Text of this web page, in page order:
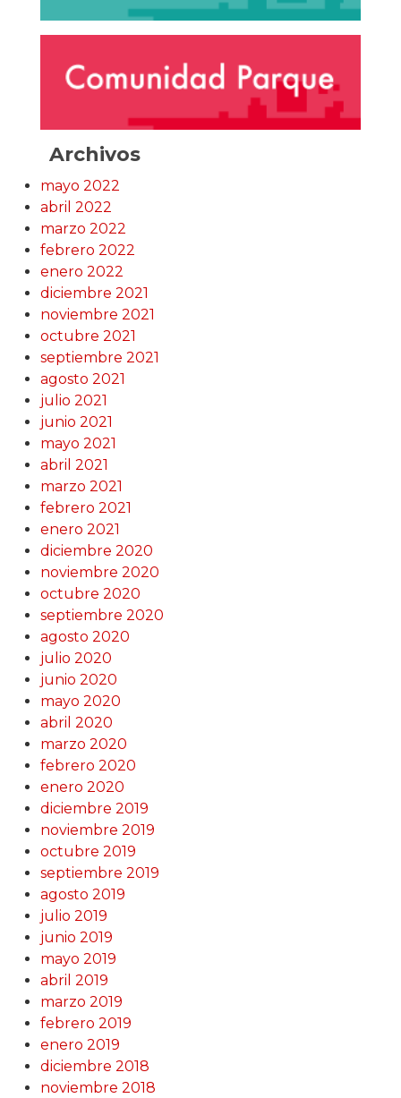
Archivos
mayo 2022
abril 2022
marzo 2022
febrero 2022
enero 2022
diciembre 2021
noviembre 2021
octubre 2021
septiembre 2021
agosto 2021
julio 2021
junio 2021
mayo 2021
abril 2021
marzo 2021
febrero 2021
enero 2021
diciembre 2020
noviembre 2020
octubre 2020
septiembre 2020
agosto 2020
julio 2020
junio 2020
mayo 2020
abril 2020
marzo 2020
febrero 2020
enero 2020
diciembre 2019
noviembre 2019
octubre 2019
septiembre 2019
agosto 2019
julio 2019
junio 2019
mayo 2019
abril 2019
marzo 2019
febrero 2019
enero 2019
diciembre 2018
noviembre 2018